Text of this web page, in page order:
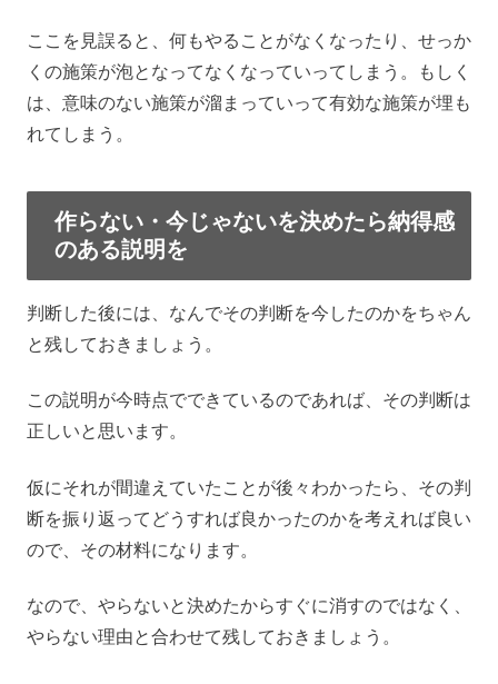
ここを見誤ると、何もやることがなくなったり、せっか
くの施策が泡となってなくなっていってしまう。もしく
は、意味のない施策が溜まっていって有効な施策が埋も
れてしまう。
作らない・今じゃないを決めたら納得感
のある説明を
判断した後には、なんでその判断を今したのかをちゃん
と残しておきましょう。
この説明が今時点でできているのであれば、その判断は
正しいと思います。
仮にそれが間違えていたことが後々わかったら、その判
断を振り返ってどうすれば良かったのかを考えれば良い
ので、その材料になります。
なので、やらないと決めたからすぐに消すのではなく、
やらない理由と合わせて残しておきましょう。